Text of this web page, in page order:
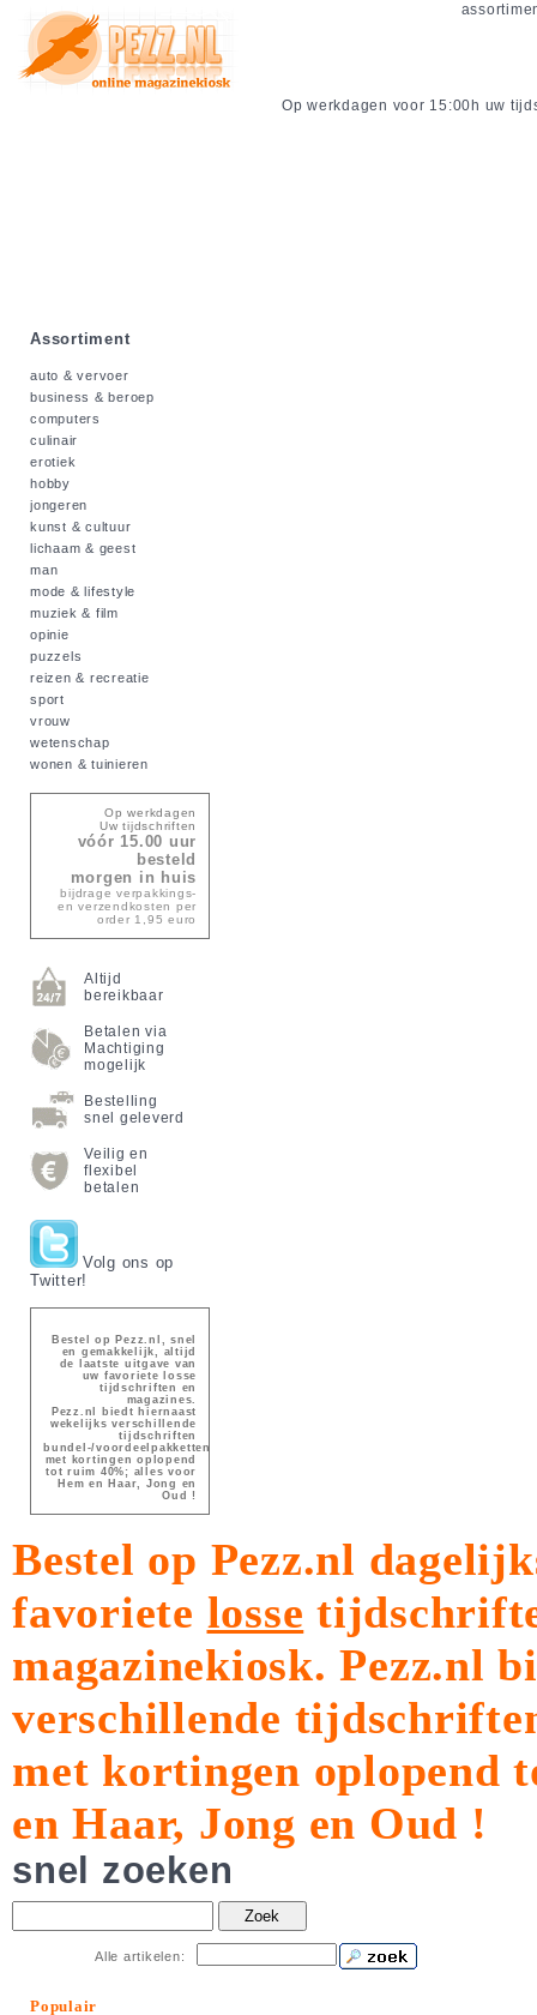
Op werkdagen voor 15:00h uw
Assortiment
auto & vervoer
business & beroep
computers
culinair
erotiek
hobby
jongeren
kunst & cultuur
lichaam & geest
man
mode & lifestyle
muziek & film
opinie
puzzels
reizen & recreatie
sport
vrouw
wetenschap
wonen & tuinieren
Op werkdagen
Uw tijdschriften
vóór 15.00 uur
besteld
morgen in huis
bijdrage verpakkings-
en verzendkosten per
order 1,95 euro
Altijd
bereikbaar
Betalen via
Machtiging
mogelijk
Bestelling
snel geleverd
Veilig en
flexibel
betalen
Volg ons op
Twitter!
Bestel op Pezz.nl, snel
en gemakkelijk, altijd
de laatste uitgave van
uw favoriete losse
tijdschriften en
magazines.
Pezz.nl biedt hiernaast
wekelijks verschillende
tijdschriften
bundel-/voordeelpakketten
met kortingen oplopend
tot ruim 40%; alles voor
Hem en Haar, Jong en
Oud !
Bestel op Pezz.nl
favoriete losse
magazinekiosk.Pezz.nl
verschillende
met kortingen oplopend
en Haar, Jong en Oud !
snel zoeken
Zoek
Alle artikelen:
Populair